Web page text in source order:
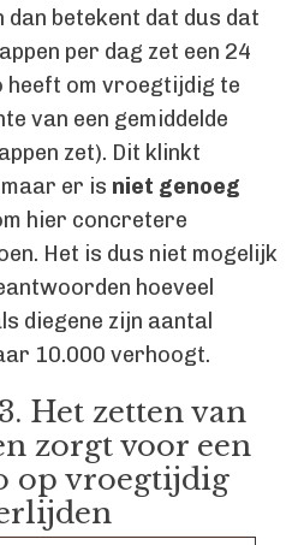
betekent dat dus dat
per dag zet een 24
om vroegtijdig te
van een gemiddelde
zet). Dit klinkt
er is niet genoeg
hier concretere
Het is dus niet mogelijk
hoeveel
diegene zijn aantal
10.000 verhoogt.
Het zetten van
zorgt voor een
op vroegtijdig